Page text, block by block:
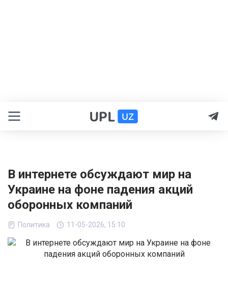
В интернете обсуждают мир на
Украине на фоне падения акций
оборонных компаний
Политика 11-05-2026, 15:10